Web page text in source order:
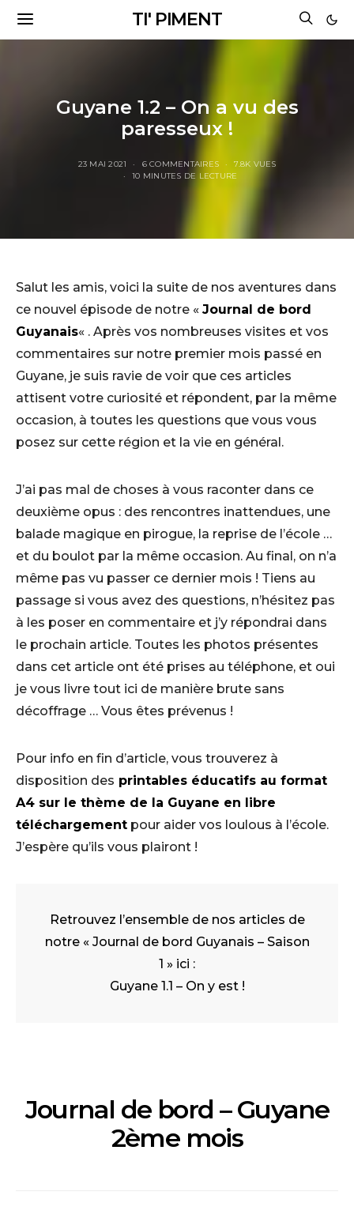
TI' PIMENT
Guyane 1.2 – On a vu des
paresseux !
23 MAI 2021 6 COMMENTAIRES
7.8K VUES
10 MINUTES DE LECTURE
Salut les amis, voici la suite de nos aventures dans
ce nouvel épisode de notre « Journal de bord
Guyanais« . Après vos nombreuses visites et vos
commentaires sur notre premier mois passé en
Guyane, je suis ravie de voir que ces articles
attisent votre curiosité et répondent, par la même
occasion, à toutes les questions que vous vous
posez sur cette région et la vie en général.
J’ai pas mal de choses à vous raconter dans ce
deuxième opus : des rencontres inattendues, une
balade magique en pirogue, la reprise de l’école …
et du boulot par la même occasion. Au final, on n’a
même pas vu passer ce dernier mois ! Tiens au
passage si vous avez des questions, n’hésitez pas
à les poser en commentaire et j’y répondrai dans
le prochain article. Toutes les photos présentes
dans cet article ont été prises au téléphone, et oui
je vous livre tout ici de manière brute sans
décoffrage … Vous êtes prévenus !
Pour info en fin d’article, vous trouverez à
disposition des printables éducatifs au format
A4 sur le thème de la Guyane en libre
téléchargement pour aider vos loulous à l’école.
J’espère qu’ils vous plairont !
Retrouvez l’ensemble de nos articles de
notre « Journal de bord Guyanais – Saison
1 » ici :
Guyane 1.1 – On y est !
Journal de bord – Guyane
2ème mois